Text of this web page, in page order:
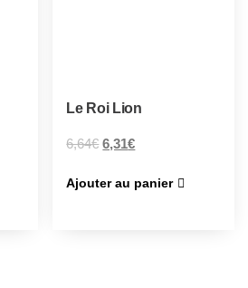
Le Roi Lion
6,64€ 6,31€
Ajouter au panier